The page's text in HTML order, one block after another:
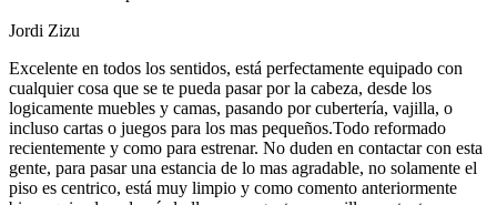
Jordi Zizu
Excelente en todos los sentidos, está perfectamente equipado con
cualquier cosa que se te pueda pasar por la cabeza, desde los
logicamente muebles y camas, pasando por cubertería, vajilla, o
incluso cartas o juegos para los mas pequeños.Todo reformado
recientemente y como para estrenar. No duden en contactar con esta
gente, para pasar una estancia de lo mas agradable, no solamente el
piso es centrico, está muy limpio y como comento anteriormente